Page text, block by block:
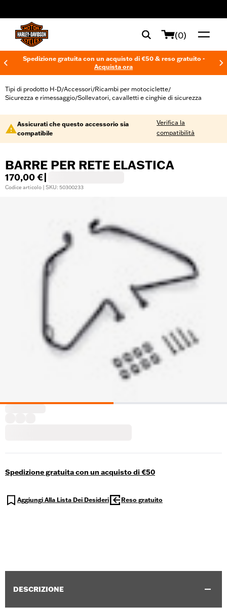
(0)
Spedizione gratuita con un acquisto di €50 & reso gratuito -
Acquista ora
Tipi di prodotto H-D/Accessori/Ricambi per motociclette/
Sicurezza e rimessaggio/Sollevatori, cavalletti e cinghie di sicurezza
Assicurati che questo accessorio sia
compatibile
Verifica la
compatibilità
BARRE PER RETE ELASTICA
170,00 €
Codice articolo | SKU: 50300233
Spedizione gratuita con un acquisto di €50
Aggiungi Alla Lista Dei Desideri Reso gratuito
DESCRIZIONE